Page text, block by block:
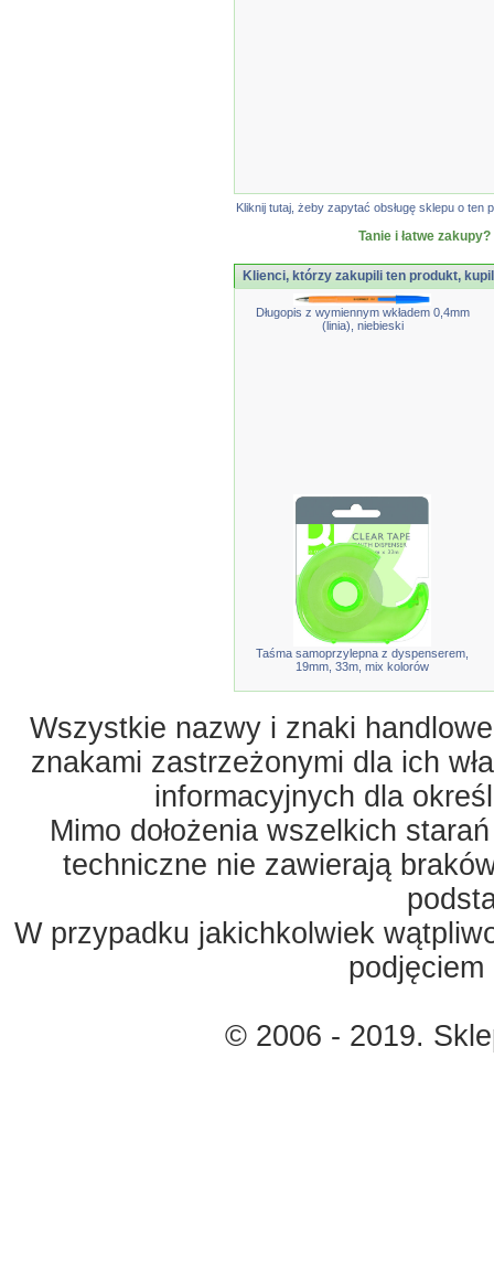
Kliknij tutaj, żeby zapytać obsługę sklepu o
Tanie i łatwe
Klienci, którzy zakupili ten produkt,
Długopis z wymiennym wkładem 0,4mm
(linia), niebieski
Taśma samoprzylepna z dyspenserem,
19mm, 33m, mix kolorów
Wszystkie nazwy i znaki
znakami zastrzeżonymi dla ich
informacyjnych dla
Mimo dołożenia wszelkich
techniczne nie zawierają
W przypadku jakichkolwiek
© 2006 - 2019.